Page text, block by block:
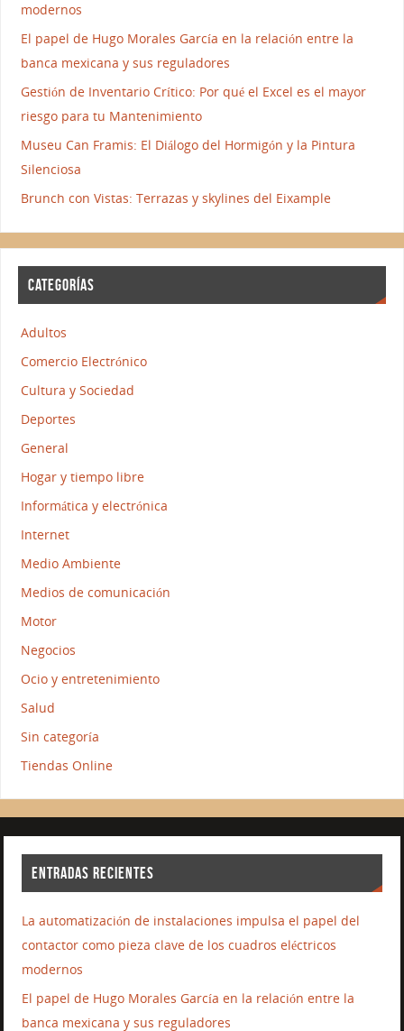
modernos
El papel de Hugo Morales García en la relación entre la
banca mexicana y sus reguladores
Gestión de Inventario Crítico: Por qué el Excel es el mayor
riesgo para tu Mantenimiento
Museu Can Framis: El Diálogo del Hormigón y la Pintura
Silenciosa
Brunch con Vistas: Terrazas y skylines del Eixample
CATEGORÍAS
Adultos
Comercio Electrónico
Cultura y Sociedad
Deportes
General
Hogar y tiempo libre
Informática y electrónica
Internet
Medio Ambiente
Medios de comunicación
Motor
Negocios
Ocio y entretenimiento
Salud
Sin categoría
Tiendas Online
ENTRADAS RECIENTES
La automatización de instalaciones impulsa el papel del
contactor como pieza clave de los cuadros eléctricos
modernos
El papel de Hugo Morales García en la relación entre la
banca mexicana y sus reguladores